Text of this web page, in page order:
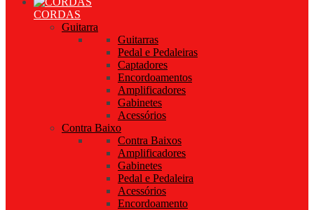
CORDAS
Guitarra
Guitarras
Pedal e Pedaleiras
Captadores
Encordoamentos
Amplificadores
Gabinetes
Acessórios
Contra Baixo
Contra Baixos
Amplificadores
Gabinetes
Pedal e Pedaleira
Acessórios
Encordoamento